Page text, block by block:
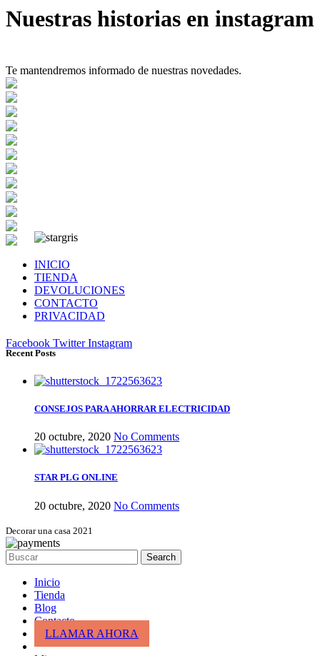
Nuestras historias en instagram
Te mantendremos informado de nuestras novedades.
INICIO
TIENDA
DEVOLUCIONES
CONTACTO
PRIVACIDAD
Facebook Twitter Instagram
Recent Posts
CONSEJOS PARA AHORRAR ELECTRICIDAD
20 octubre, 2020 No Comments
STAR PLG ONLINE
20 octubre, 2020 No Comments
Decorar una casa 2021
Search
Inicio
Tienda
Blog
Contacto
LLAMAR AHORA